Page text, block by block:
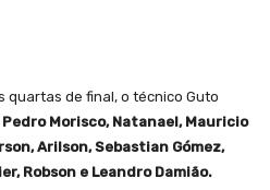
de final, o técnico Guto
Pedro Morisco, Natanael, Mauricio
Arilson, Sebastian Gómez,
Robson e Leandro Damião.